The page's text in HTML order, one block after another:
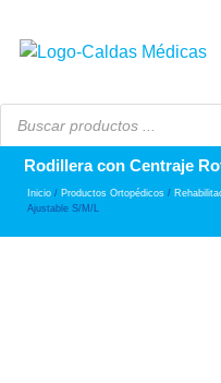
Rodillera con Centraje
Inicio / Productos Ortopédicos /
Ajustable S/M/L